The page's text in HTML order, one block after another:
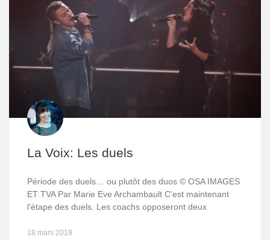
La Voix: Les duels
Période des duels… ou plutôt des duos © OSA IMAGES
ET TVA Par Marie Eve Archambault C’est maintenant
l’étape des duels. Les coachs opposeront deux
18 mars 2019